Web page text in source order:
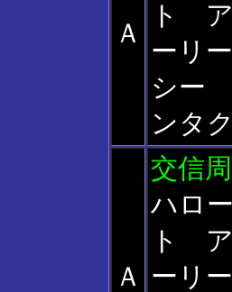
Ａ
ト
ーリ
シー
ンタ
Ａ
交信
ハロ
ト
ーリ